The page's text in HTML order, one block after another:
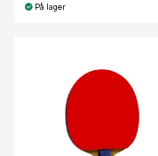
På lager